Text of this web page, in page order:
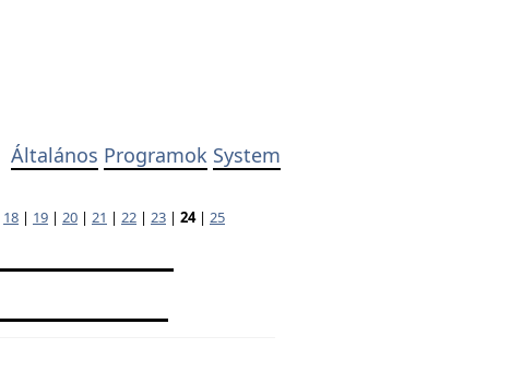
Általános Programok System
18 | 19 | 20 | 21 | 22 | 23 | 24| 25